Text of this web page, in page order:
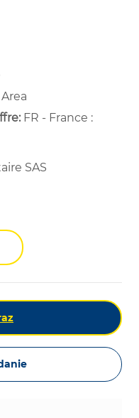
FR - France :
SAS